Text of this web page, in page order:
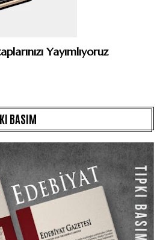
Yayımlıyoruz
BASIM